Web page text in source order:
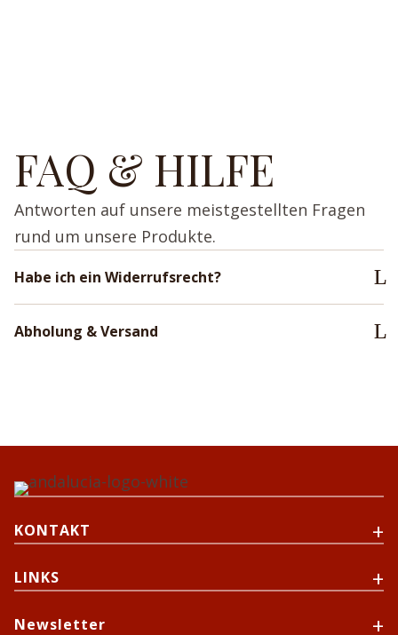
FAQ & HILFE
Antworten auf unsere meistgestellten Fragen
rund um unsere Produkte.
Habe ich ein Widerrufsrecht?
Abholung & Versand
KONTAKT
LINKS
Newsletter